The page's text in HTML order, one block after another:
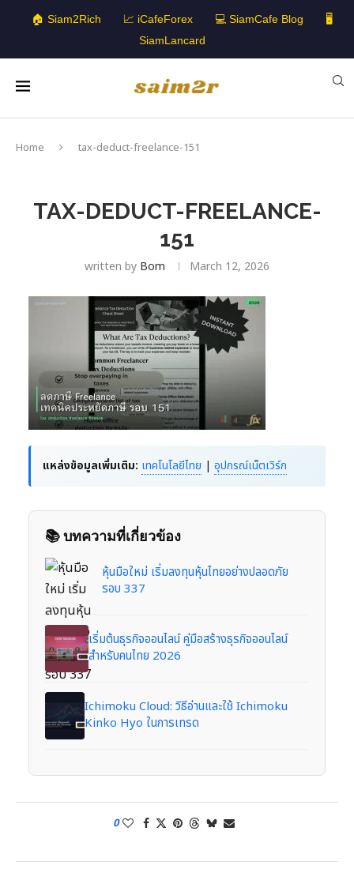
🏠 Siam2Rich 📈 iCafeForex 💻 SiamCafe Blog
🖥️
SiamLancard
Home tax-deduct-freelance-151
TAX-DEDUCT-FREELANCE-
151
written by Bom March 12, 2026
แหล่งข้อมูลเพิ่มเติม: เทคโนโลยีไทย | อุปกรณ์เน็ตเวิร์ก
📚 บทความที่เกี่ยวข้อง
หุ้นมือใหม่ เริ่มลงทุนหุ้นไทยอย่างปลอดภัย
รอบ 337
เริ่มต้นธุรกิจออนไลน์ คู่มือสร้างธุรกิจออนไลน์
สำหรับคนไทย 2026
Ichimoku Cloud: วิธีอ่านและใช้ Ichimoku
Kinko Hyo ในการเทรด
0